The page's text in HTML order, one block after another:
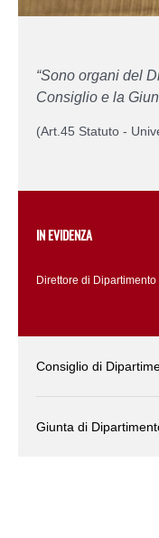
“Sono organi del
Consiglio e la
(Art.45 Statuto -
IN EVIDENZA
Direttore di Dipartimento
Consiglio di
Giunta di